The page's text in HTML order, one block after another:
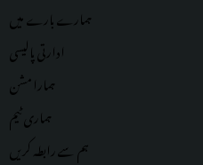
ہمارے بارے میں
ادارتی پالیسی
ہمارا مشن
ہماریٹیم
ہم سے رابطہ کریں